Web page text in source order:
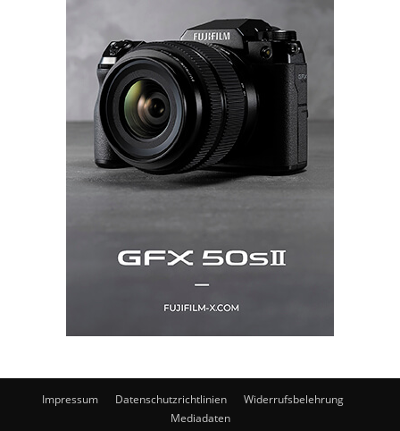
Impressum Datenschutzrichtlinien
Widerrufsbelehrung
Mediadaten